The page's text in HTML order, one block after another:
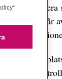
reproducera
Den
På vissa